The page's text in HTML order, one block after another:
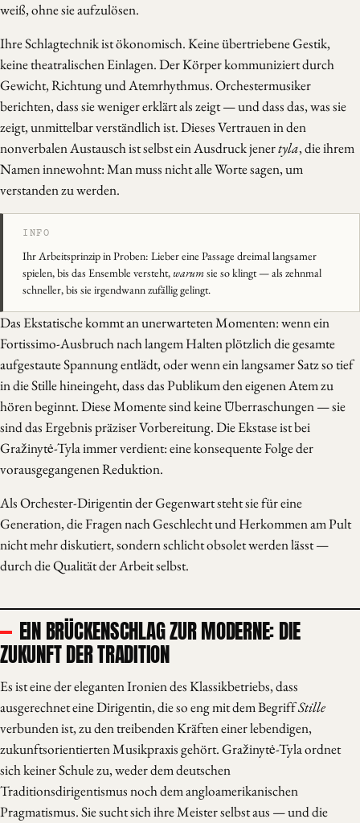
weiß, ohne sie aufzulösen.
Ihre Schlagtechnik ist ökonomisch. Keine übertriebene Gestik,
keine theatralischen Einlagen. Der Körper kommuniziert durch
Gewicht, Richtung und Atemrhythmus. Orchestermusiker
berichten, dass sie weniger erklärt als zeigt — und dass das, was sie
zeigt, unmittelbar verständlich ist. Dieses Vertrauen in den
nonverbalen Austausch ist selbst ein Ausdruck jenertyla, die ihrem
Namen innewohnt: Man muss nicht alle Worte sagen, um
verstanden zu werden.
Ihr Arbeitsprinzip in Proben: Lieber eine Passage dreimal langsamer
spielen, bis das Ensemble versteht,warumsie so klingt — als zehnmal
schneller, bis sie irgendwann zufällig gelingt.
Das Ekstatische kommt an unerwarteten Momenten: wenn ein
Fortissimo-Ausbruch nach langem Halten plötzlich die gesamte
aufgestaute Spannung entlädt, oder wenn ein langsamer Satz so tief
in die Stille hineingeht, dass das Publikum den eigenen Atem zu
hören beginnt. Diese Momente sind keine Überraschungen — sie
sind das Ergebnis präziser Vorbereitung. Die Ekstase ist bei
Gražinytė-Tyla immer verdient: eine konsequente Folge der
vorausgegangenen Reduktion.
Als Orchester-Dirigentin der Gegenwart steht sie für eine
Generation, die Fragen nach Geschlecht und Herkommen am Pult
nicht mehr diskutiert, sondern schlicht obsolet werden lässt —
durch die Qualität der Arbeit selbst.
EIN BRÜCKENSCHLAG ZUR MODERNE: DIE
ZUKUNFT DER TRADITION
Es ist eine der eleganten Ironien des Klassikbetriebs, dass
ausgerechnet eine Dirigentin, die so eng mit dem BegriffStille
verbunden ist, zu den treibenden Kräften einer lebendigen,
zukunftsorientierten Musikpraxis gehört. Gražinytė-Tyla ordnet
sich keiner Schule zu, weder dem deutschen
Traditionsdirigentismus noch dem angloamerikanischen
Pragmatismus. Sie sucht sich ihre Meister selbst aus — und die